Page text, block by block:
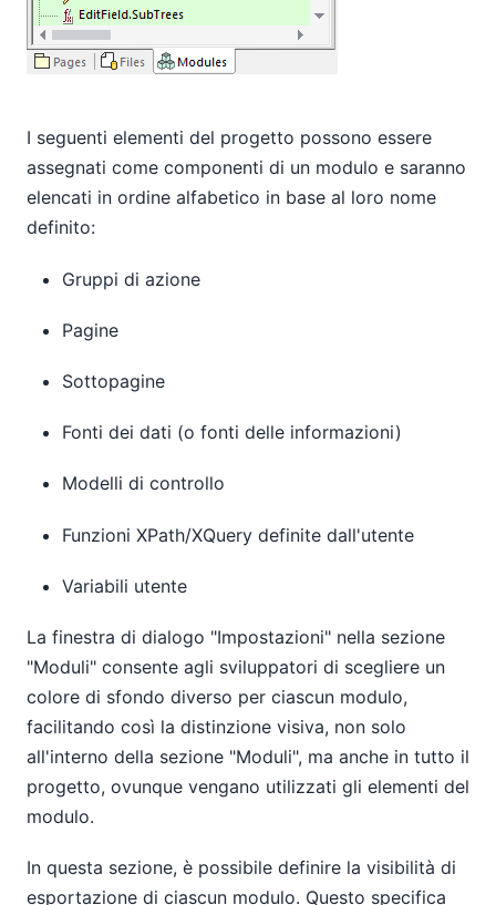
I seguenti elementi del progetto possono essere
assegnati come componenti di un modulo e saranno
elencati in ordine alfabetico in base al loro nome
definito:
Gruppi di azione
Pagine
Sottopagine
Fonti dei dati (o fonti delle informazioni)
Modelli di controllo
Funzioni XPath/XQuery definite dall'utente
Variabili utente
La finestra di dialogo "Impostazioni" nella sezione
"Moduli" consente agli sviluppatori di scegliere un
colore di sfondo diverso per ciascun modulo,
facilitando così la distinzione visiva, non solo
all'interno della sezione "Moduli", ma anche in tutto il
progetto, ovunque vengano utilizzati gli elementi del
modulo.
In questa sezione, è possibile definire la visibilità di
esportazione di ciascun modulo. Questo specifica